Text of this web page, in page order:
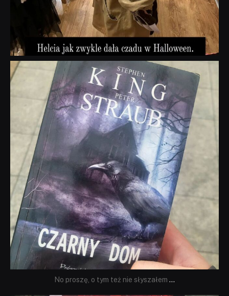
dobryhorror
Wrz 23
No proszę, o tym też nie słyszałem ...